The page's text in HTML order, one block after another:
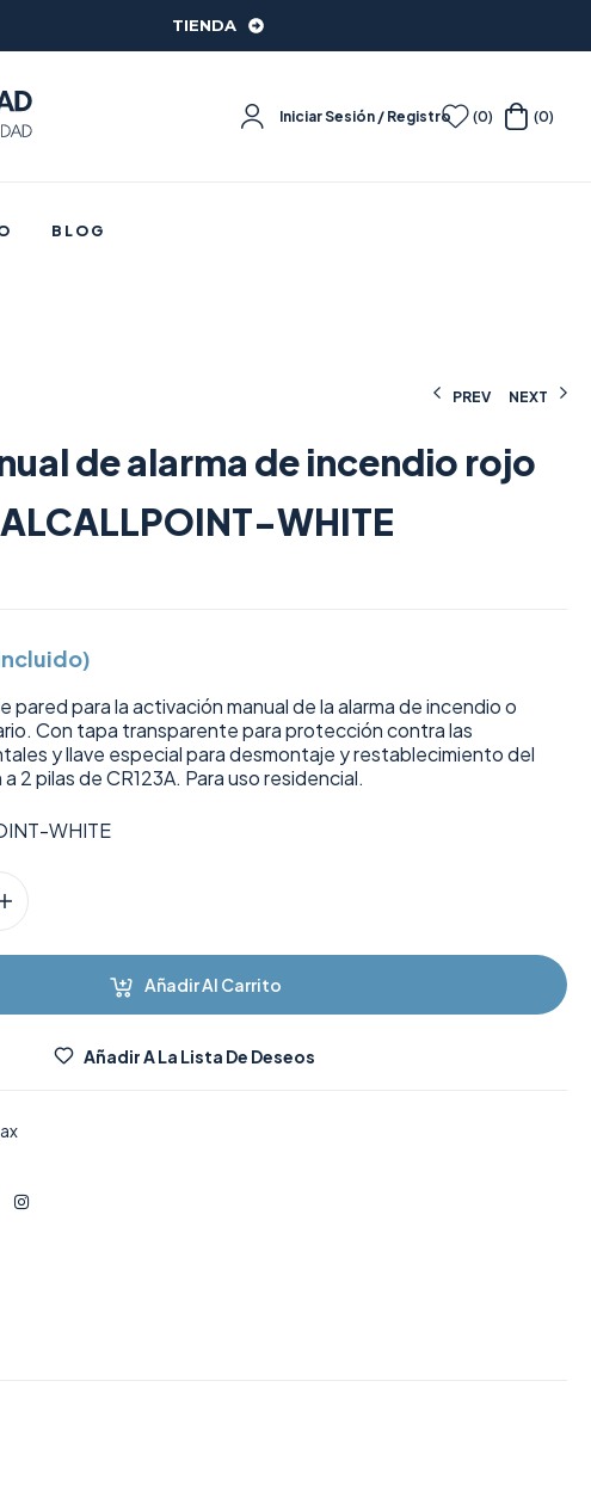
TIENDA
Iniciar Sesión / Registro (0) (0)
BLOG
PREV NEXT
de alarma de incendio rojo
WHITE
pared para la activación manual de la alarma de incendio o
Con tapa transparente para protección contra las
y llave especial para desmontaje y restablecimiento del
2 pilas de CR123A. Para uso residencial.
WHITE
Añadir Al Carrito
Añadir A La Lista De Deseos